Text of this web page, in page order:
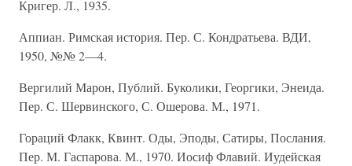
Кригер. Л., 1935.
Аппиан. Римская история. Пер. С. Кондратьева. ВДИ,
1950, №№ 2—4.
Вергилий Марон, Публий. Буколики, Георгики, Энеида.
Пер. С. Шервинского, С. Ошерова. М., 1971.
Гораций Флакк, Квинт. Оды, Эподы, Сатиры, Послания.
Пер. М. Гаспарова. М., 1970. Иосиф Флавий. Иудейская